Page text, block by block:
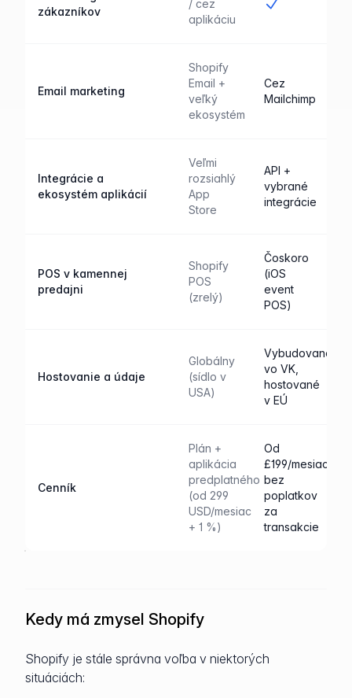
zákazníkov
/ cez
aplikáciu
Email marketing
Shopify
Email +
veľký
ekosystém
Cez
Mailchimp
Integrácie a
ekosystém aplikácií
Veľmi
rozsiahlý
App
Store
API +
vybrané
integrácie
POS v kamennej
predajni
Shopify
POS
(zrelý)
Čoskoro
(iOS
event
POS)
Hostovanie a údaje
Globálny
(sídlo v
USA)
Vybudované
vo VK,
hostované
v EÚ
Cenník
Plán +
aplikácia
predplatného
(od 299
USD/mesiac
+ 1 %)
Od
£199/mesiac,
bez
poplatkov
za
transakcie
Kedy má zmysel Shopify
Shopify je stále správna voľba v niektorých
situáciách: